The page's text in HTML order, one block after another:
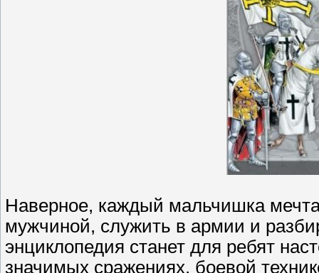
Наверное, каждый мальчишка
мужчиной, служить в армии и
энциклопедия станет для ребят
значимых сражениях, боевой